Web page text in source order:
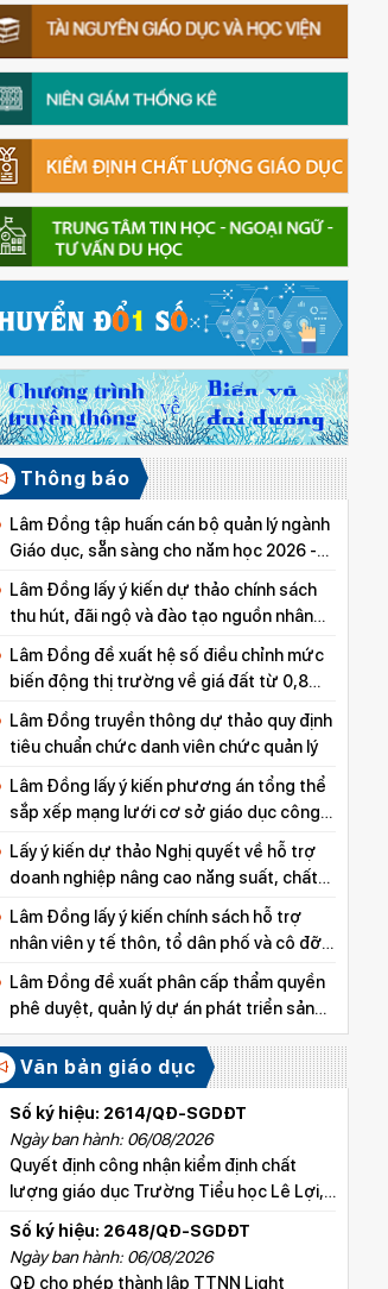
Thông báo
Lâm Đồng tập huấn cán bộ quản lý ngành
Giáo dục, sẵn sàng cho năm học 2026 -
Lâm Đồng lấy ý kiến dự thảo chính sách
thu hút, đãi ngộ và đào tạo nguồn nhân
lực y tế
Lâm Đồng đề xuất hệ số điều chỉnh mức
biến động thị trường về giá đất từ 0,8
đến 5,0
Lâm Đồng truyền thông dự thảo quy định
tiêu chuẩn chức danh viên chức quản lý
Lâm Đồng lấy ý kiến phương án tổng thể
sắp xếp mạng lưới cơ sở giáo dục công
lập
Lấy ý kiến dự thảo Nghị quyết về hỗ trợ
doanh nghiệp nâng cao năng suất, chất
lượng sản phẩm
Lâm Đồng lấy ý kiến chính sách hỗ trợ
nhân viên y tế thôn, tổ dân phố và cô đỡ
thôn, bản
Lâm Đồng đề xuất phân cấp thẩm quyền
phê duyệt, quản lý dự án phát triển sản
xuất thuộc các chương trình mục tiêu
quốc gia
Văn bản giáo dục
Số ký hiệu: 2614/QĐ-SGDĐT
Ngày ban hành: 06/08/2026
Quyết định công nhận kiểm định chất
lượng giáo dục Trường Tiểu học Lê Lợi,
xã Hoài Đức
Số ký hiệu: 2648/QĐ-SGDĐT
Ngày ban hành: 06/08/2026
QĐ cho phép thành lập TTNN Light